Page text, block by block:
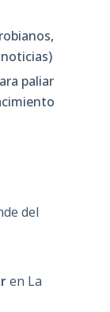
paliar
del
en La